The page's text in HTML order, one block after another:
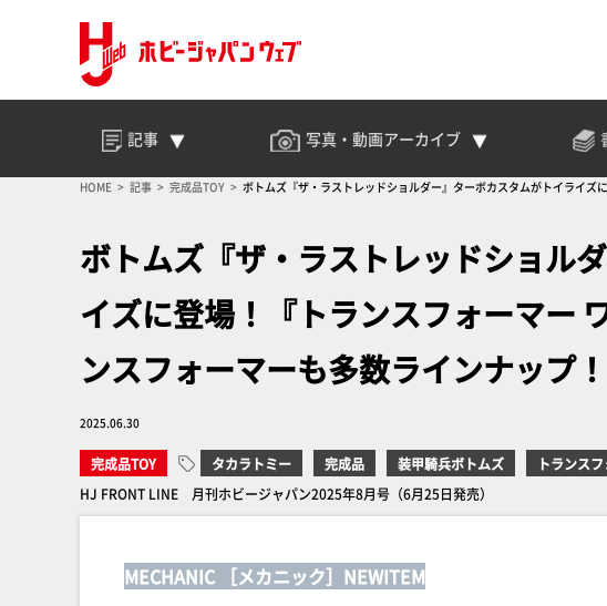
記事 写真・動画アーカイブ
HOME 記事 完成品TOY ボトムズ『ザ・ラストレッドショルダー』ターボカスタムがトイライズ
ボトムズ『ザ・ラストレッドショル
イズに登場！『トランスフォーマー
ンスフォーマーも多数ラインナップ
2025.06.30
完成品TOY タカラトミー 完成品 装甲騎兵ボトムズ
トランス
HJ FRONT LINE 月刊ホビージャパン2025年8月号（6月25日発売）
MECHANIC ［メカニック］NEWITEM